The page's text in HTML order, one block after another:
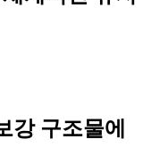
강 구조물에